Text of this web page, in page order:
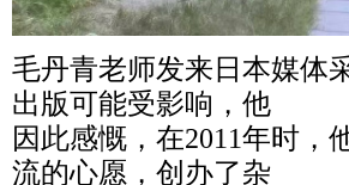
毛丹青老师发来日本媒体
出版可能受影响，他
因此感慨，在2011年时，
流的心愿，创办了杂